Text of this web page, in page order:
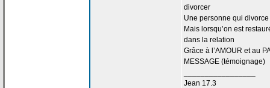
divorcer
Une personne qui
Mais lorsqu’on est
dans la relation
Grâce à l’AMOUR et au
MESSAGE (témoignage)
Jean 17.3